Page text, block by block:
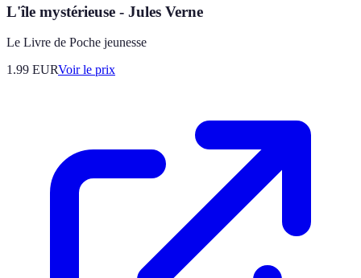
L'île mystérieuse - Jules Verne
Le Livre de Poche jeunesse
1.99 EURVoir le prix